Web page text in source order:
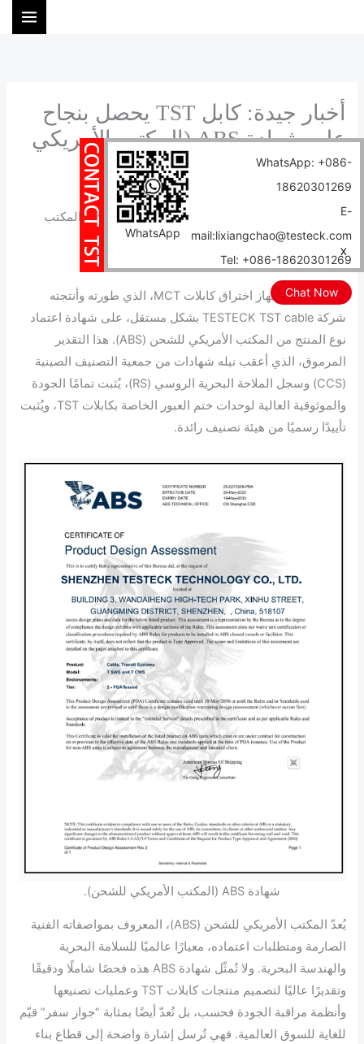
WhatsApp: +086-
18620301269
E-
mail:lixiangchao@testeck.com
Tel: +086-18620301269
Chat Now
WhatsApp
X
ث
أخبار جيدة: كابل TST يحصل بنجاح
على شهادة ABS (المكتب الأمريكي
للشحن)
الرئيسية
المدونة
أخبار جيدة: كابل TST يحصل بنجاح على شهادة ABS (المكتب
الأمريكي للشحن)
Author: tstcables/2025-07-31
مؤخرًا، حصل جهاز اختراق كابلات MCT، الذي طورته وأنتجته
شركة TESTECK TST cable بشكل مستقل، على شهادة اعتماد
نوع المنتج من المكتب الأمريكي للشحن (ABS). هذا التقدير
المرموق، الذي أعقب نيله شهادات من جمعية التصنيف الصينية
(CCS) وسجل الملاحة البحرية الروسي (RS)، يُثبت تمامًا الجودة
والموثوقية العالية لوحدات ختم العبور الخاصة بكابلات TST، ويُثبت
تأييدًا رسميًا من هيئة تصنيف رائدة.
شهادة ABS (المكتب الأمريكي للشحن).
يُعدّ المكتب الأمريكي للشحن (ABS)، المعروف بمواصفاته الفنية
الصارمة ومتطلبات اعتماده، معيارًا عالميًا للسلامة البحرية
والهندسة البحرية. ولا تُمثّل شهادة ABS هذه فحصًا شاملًا ودقيقًا
وتقديرًا عاليًا لتصميم منتجات كابلات TST وعمليات تصنيعها
وأنظمة مراقبة الجودة فحسب، بل تُعدّ أيضًا بمثابة “جواز سفر” قيّم
للغاية للسوق العالمية. فهي تُرسل إشارة واضحة إلى قطاع بناء